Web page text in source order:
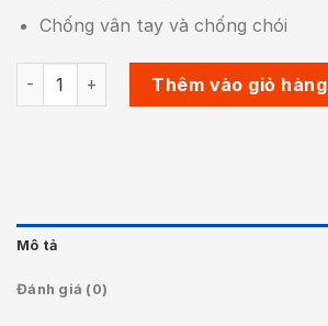
Chống vân tay và chống chói
Kính cường lực Surface Pro 7 số lượng
Thêm vào giỏ hàng
Mô tả
Đánh giá (0)